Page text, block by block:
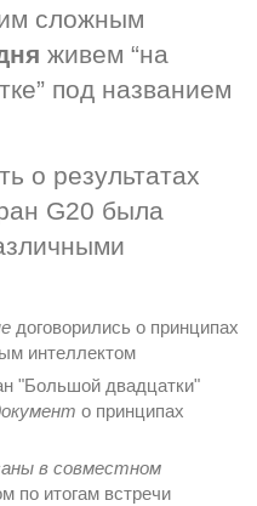
сложным
живем “на
под названием
о результатах
G20 была
договорились о принципах
интеллектом
"Большой двадцатки"
о принципах
в совместном
по итогам встречи